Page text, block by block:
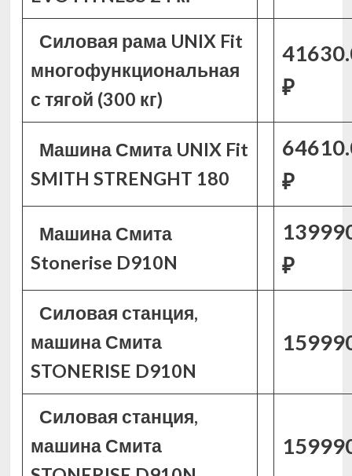
Силовая рама UNIX Fit
многофункциональная
с тягой (300 кг)
₽
Машина Смита UNIX Fit
SMITH STRENGHT 180
₽
Машина Смита
Stonerise D910N
₽
Силовая станция,
машина Смита
STONERISE D910N
Силовая станция,
машина Смита